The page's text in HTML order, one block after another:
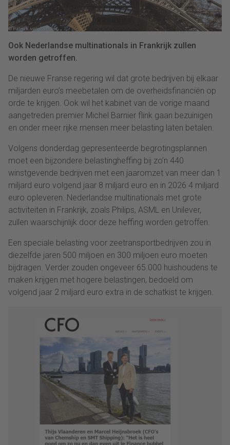
Ook Nederlandse multinationals in Frankrijk zullen
worden getroffen.
De nieuwe Franse regering wil dat grote bedrijven bij elkaar
miljarden euro’s meebetalen om de overheidsfinanciën op
orde te krijgen. Ook wil het kabinet van de vorige maand
aangetreden premier Michel Barnier flink gaan bezuinigen
en onder meer rijke mensen meer belasting laten betalen.
Volgens donderdag gepresenteerde begrotingsplannen
moet een bijzondere belastingheffing bij zo’n 440
winstgevende bedrijven met een jaaromzet van meer dan 1
miljard euro volgend jaar 8 miljard euro en in 2026 4 miljard
euro opleveren. Nederlandse multinationals met grote
activiteiten in Frankrijk, zoals Philips, ASML en Unilever,
zullen waarschijnlijk door deze heffing worden getroffen.
Een speciale belasting voor zeetransportbedrijven zou in
diezelfde jaren 500 miljoen en 300 miljoen euro moeten
bijdragen. Verder zouden ongeveer 65.000 huishoudens te
maken krijgen met hogere belastingen, bedoeld om
volgend jaar 2 miljard euro extra in de schatkist te krijgen.